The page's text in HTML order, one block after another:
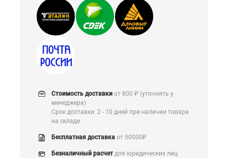
Стоимость доставки от 800 ₽ (уточнять у
менеджера)
Срок доставки: 2 - 10 дней при наличии товара
на складе
Бесплатная доставка от 50000₽
Безналичный расчетдля юридических лиц